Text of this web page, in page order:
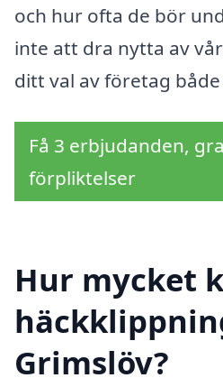
och hur ofta de bör
inte att dra nytta av
ditt val av företag
Få 3 erbjudanden,
förpliktelser
Hur mycket
Grimslöv?